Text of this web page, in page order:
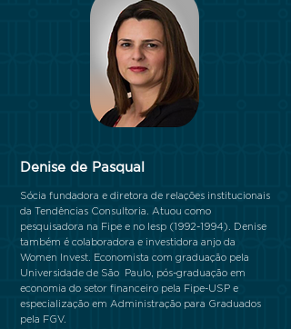
Denise de Pasqual
Sócia fundadora e diretora de relações institucionais
da Tendências Consultoria. Atuou como
pesquisadora na Fipe e no Iesp (1992-1994) . Denise
também é colaboradora e investidora anjo da
Women Invest. Economista com graduação pela
Universidade de São Paulo, pós-graduação em
economia do setor financeiro pela Fipe-USP e
especialização em Administração para Graduados
pela FGV.